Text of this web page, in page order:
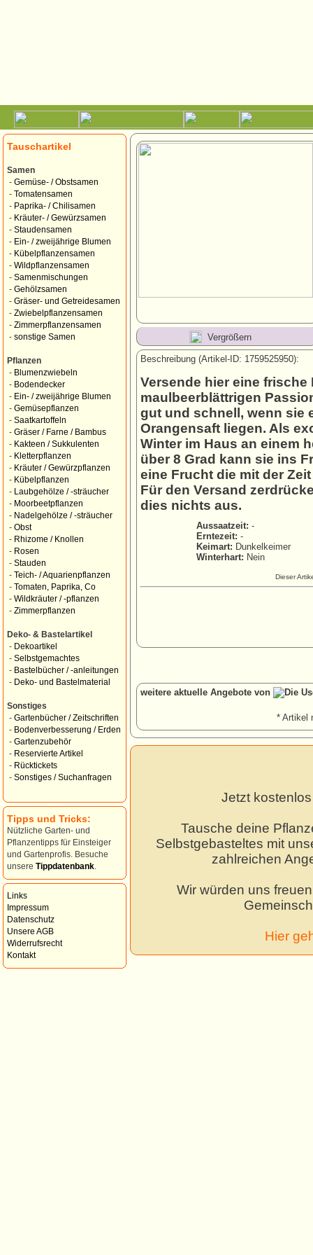
Tauschartikel
Samen
- Gemüse- / Obstsamen
- Tomatensamen
- Paprika- / Chilisamen
- Kräuter- / Gewürzsamen
- Staudensamen
- Ein- / zweijährige Blumen
- Kübelpflanzensamen
- Wildpflanzensamen
- Samenmischungen
- Gehölzsamen
- Gräser- und Getreidesamen
- Zwiebelpflanzensamen
- Zimmerpflanzensamen
- sonstige Samen
Pflanzen
- Blumenzwiebeln
- Bodendecker
- Ein- / zweijährige Blumen
- Gemüsepflanzen
- Saatkartoffeln
- Gräser / Farne / Bambus
- Kakteen / Sukkulenten
- Kletterpflanzen
- Kräuter / Gewürzpflanzen
- Kübelpflanzen
-
Laubgehölze / -sträucher
- Moorbeetpflanzen
- Nadelgehölze / -sträucher
- Obst
- Rhizome / Knollen
- Rosen
- Stauden
- Teich- / Aquarienpflanzen
- Tomaten, Paprika, Co
- Wildkräuter / -pflanzen
- Zimmerpflanzen
Deko- & Bastelartikel
- Dekoartikel
- Selbstgemachtes
- Bastelbücher / -anleitungen
- Deko- und Bastelmaterial
Sonstiges
- Gartenbücher / Zeitschriften
- Bodenverbesserung / Erden
- Gartenzubehör
- Reservierte Artikel
- Rücktickets
- Sonstiges / Suchanfragen
Tipps und Tricks:
Nützliche Garten- und
Pflanzentipps für Einsteiger
und Gartenprofis. Besuche
unsere Tippdatenbank
Links
Impressum
Datenschutz
Unsere AGB
Widerrufsrecht
Kontakt
Vergrößern
Beschreibung (Artikel-ID: 1759525950):
Versende hier eine
maulbeerblättrigen
gut und schnell, wenn sie
Orangensaft liegen. Als
Winter im Haus an einem
über 8 Grad kann sie ins
eine Frucht die mit der
Für den Versand
dies nichts aus.
Aussaatzeit: -
Erntezeit: -
Keimart: Dunkelkeimer
Winterhart: Nein
Dieser
weitere aktuelle Angebote von
* Artikel
Jetzt
Tausche deine
Selbstgebasteltes mit
zahlreichen
Wir würden uns
Hier